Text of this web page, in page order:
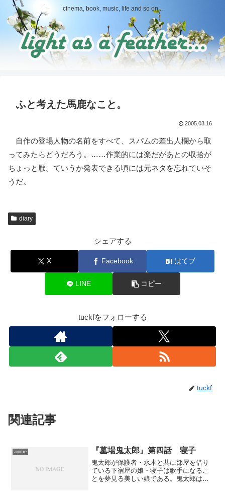
cinema, book, music, life and so on...
ふと考えた馬鹿なこと。
2005.03.16
自作の登場人物の名前をすべて、スパムの差出人欄から取
ってみたらどうだろう。……作業的には楽だがあとの収拾が
ちょっと厭。ていうか発表できる頃には元ネタを忘れていそ
うだ。
diary
シェアする
X Facebook はてブ
LINE コピー
tuckfをフォローする
tuckf
関連記事
anime 『墓場鬼太郎』第四話 寝子
鬼太郎が保護者・水木と共に部屋を借り
ている下宿屋の娘・寝子は歌手になるこ
とを夢見る美しい娘である。鬼太郎はそ